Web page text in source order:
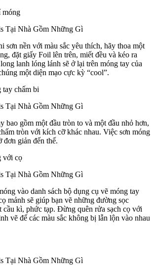
móng
sơn nền với màu sắc yêu thích, hãy thoa một
đặt giấy Foil lên trên, miết đều và kéo ra
lanh lóng lánh sẽ ở lại trên móng tay của
một diện mạo cực kỳ “cool”.
tay chấm bi
bao gồm một đầu tròn to và một đầu nhỏ hơn,
tròn với kích cỡ khác nhau. Việc sơn móng
đơn giản đến thế.
với cọ
vào danh sách bộ dụng cụ vẽ móng tay
mảnh sẽ giúp bạn vẽ những đường sọc
cầu kì, phức tạp. Đừng quên rửa sạch cọ với
vẽ để các màu sắc không bị lẫn lộn vào nhau